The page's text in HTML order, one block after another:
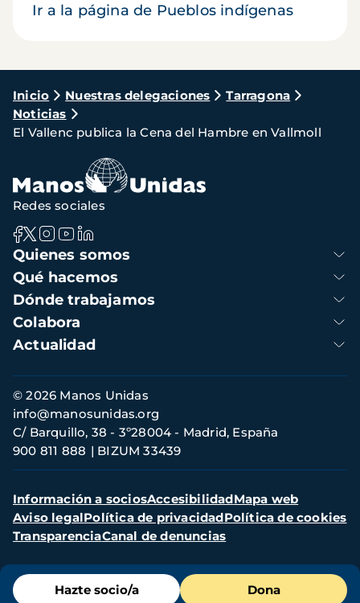
Ir a la página de Pueblos indígenas
Ruta
de
navegación
Inicio Nuestras delegaciones
Tarragona
Noticias
El Vallenc publica la Cena del Hambre en Vallmoll
Menú
de
Hazte socio/a Dona
Navegación
principal
Quienes somos
Qué hacemos
Dónde trabajamos
Colabora
Actualidad
Redes sociales
Información
de
contacto
© 2026 Manos Unidas
C/ Barquillo, 38 - 3º28004 - Madrid, España
900 811 888
BIZUM 33439
info@manosunidas.org
Menú
secundario
Información a sociosAccesibilidadMapa web
Aviso legalPolítica de privacidadPolítica de cookies
TransparenciaCanal de denuncias